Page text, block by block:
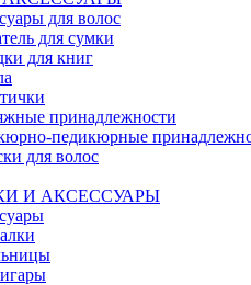
для волос
для сумки
для книг
принадлежности
педикюрные
для волос
И АКСЕССУАРЫ